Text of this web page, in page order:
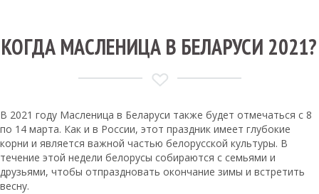
КОГДА МАСЛЕНИЦА В БЕЛАРУСИ 2021?
В 2021 году Масленица в Беларуси также будет отмечаться с 8
по 14 марта. Как и в России, этот праздник имеет глубокие
корни и является важной частью белорусской культуры. В
течение этой недели белорусы собираются с семьями и
друзьями, чтобы отпраздновать окончание зимы и встретить
весну.